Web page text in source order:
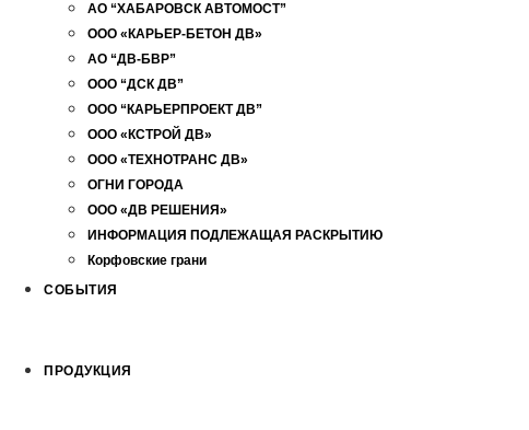
АО “ХАБАРОВСК АВТОМОСТ”
ООО «КАРЬЕР-БЕТОН ДВ»
АО “ДВ-БВР”
ООО “ДСК ДВ”
ООО “КАРЬЕРПРОЕКТ ДВ”
ООО «КСТРОЙ ДВ»
ООО «ТЕХНОТРАНС ДВ»
ОГНИ ГОРОДА
ООО «ДВ РЕШЕНИЯ»
ИНФОРМАЦИЯ ПОДЛЕЖАЩАЯ РАСКРЫТИЮ
Корфовские грани
СОБЫТИЯ
ПРОДУКЦИЯ